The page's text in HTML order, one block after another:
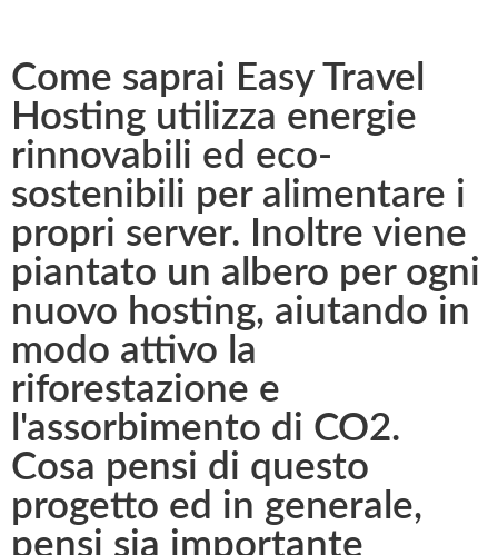
Come saprai Easy Travel
Hosting utilizza energie
rinnovabili ed eco-
sostenibili per alimentare i
propri server. Inoltre viene
piantato un albero per ogni
nuovo hosting, aiutando in
modo attivo la
riforestazione e
l'assorbimento di CO2.
Cosa pensi di questo
progetto ed in generale,
pensi sia importante